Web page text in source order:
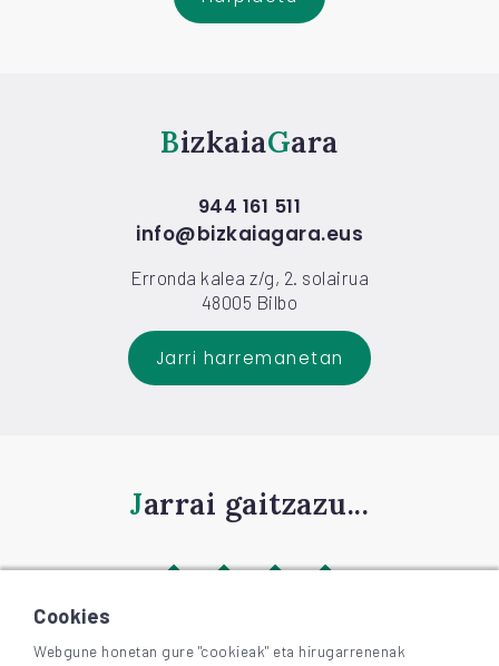
Bizkaia Gara
944 161 511
info@bizkaiagara.eus
Erronda kalea z/g, 2. solairua
48005 Bilbo
Jarri harremanetan
Jarrai gaitzazu...
Cookies
Webgune honetan gure "cookieak" eta hirugarrenenak